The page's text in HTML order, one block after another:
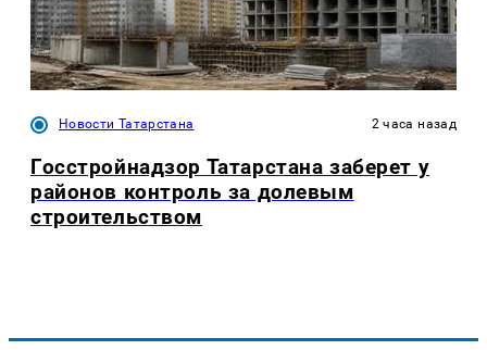
Новости Татарстана 2 часа назад
Госстройнадзор Татарстана заберет у
районов контроль за долевым
строительством